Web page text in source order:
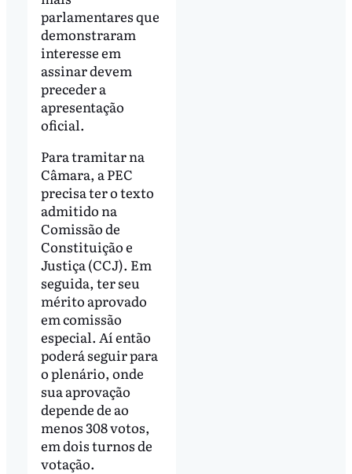
parlamentares que
demonstraram
interesse em
assinar devem
preceder a
apresentação
oficial.
Para tramitar na
Câmara, a PEC
precisa ter o texto
admitido na
Comissão de
Constituição e
Justiça (CCJ). Em
seguida, ter seu
mérito aprovado
em comissão
especial. Aí então
poderá seguir para
o plenário, onde
sua aprovação
depende de ao
menos 308 votos,
em dois turnos de
votação.